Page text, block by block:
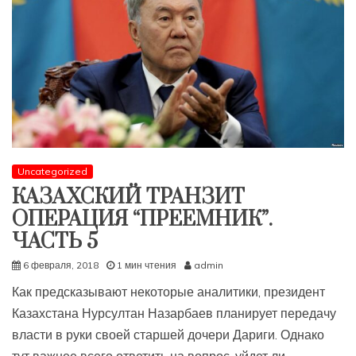
Uncategorized
КАЗАХСКИЙ ТРАНЗИТ
ОПЕРАЦИЯ “ПРЕЕМНИК”.
ЧАСТЬ 5
6 февраля, 2018 1 мин чтения admin
Как предсказывают некоторые аналитики, президент
Казахстана Нурсултан Назарбаев планирует передачу
власти в руки своей старшей дочери Дариги. Однако